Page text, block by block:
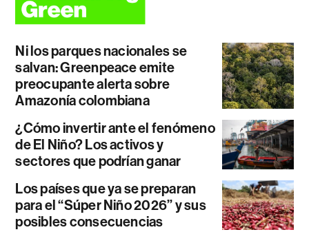
Ni los parques nacionales se
salvan: Greenpeace emite
preocupante alerta sobre
Amazonía colombiana
¿Cómo invertir ante el fenómeno
de El Niño? Los activos y
sectores que podrían ganar
Los países que ya se preparan
para el “Súper Niño 2026” y sus
posibles consecuencias